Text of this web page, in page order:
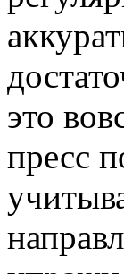
это
пресс